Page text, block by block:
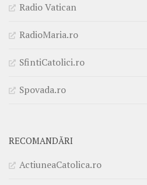
Radio Vatican
RadioMaria.ro
SfintiCatolici.ro
Spovada.ro
RECOMANDĂRI
ActiuneaCatolica.ro